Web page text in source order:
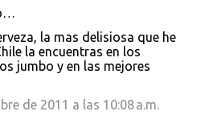
la mas delisiosa que he
la encuentras en los
jumbo y en las mejores
de 2011 a las 10:08 a.m.